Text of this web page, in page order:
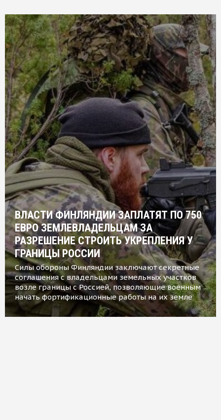
ВЛАСТИ ФИНЛЯНДИИ ЗАПЛАТЯТ ПО 750
ЕВРО ЗЕМЛЕВЛАДЕЛЬЦАМ ЗА
РАЗРЕШЕНИЕ СТРОИТЬ УКРЕПЛЕНИЯ У
ГРАНИЦЫ РОССИИ
Силы обороны Финляндии заключают секретные
соглашения с владельцами земельных участков
возле границы с Россией, позволяющие военным
начать фортификационные работы на их земле